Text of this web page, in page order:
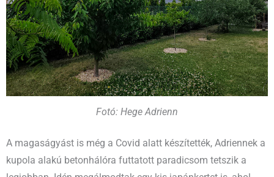
Fotó: Hege Adrienn
A magaságyást is még a Covid alatt készítették, Adriennek a
kupola alakú betonhálóra futtatott paradicsom tetszik a